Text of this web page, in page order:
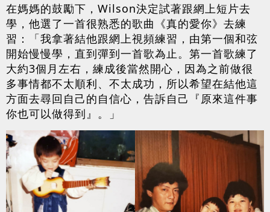
在媽媽的鼓勵下，Wilson決定試著跟網上短片去
學，他選了一首很熟悉的歌曲《真的愛你》去練
習：「我拿著結他跟網上視頻練習，由第一個和弦
開始慢慢學，直到彈到一首歌為止。第一首歌練了
大約3個月左右，練成後當然開心，因為之前做很
多事情都不太順利、不太成功，所以希望在結他這
方面去尋回自己的自信心，告訴自己『原來這件事
你也可以做得到』。」